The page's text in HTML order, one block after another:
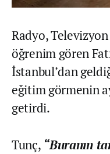
Radyo,
öğrenim gören
İstanbul’dan
eğitim görmenin
getirdi.
Tunç, “Buranın